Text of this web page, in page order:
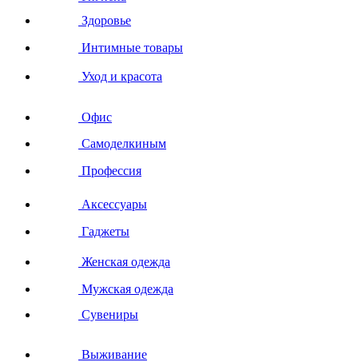
Здоровье
Интимные товары
Уход и красота
Офис
Самоделкиным
Профессия
Аксессуары
Гаджеты
Женская одежда
Мужская одежда
Сувениры
Выживание